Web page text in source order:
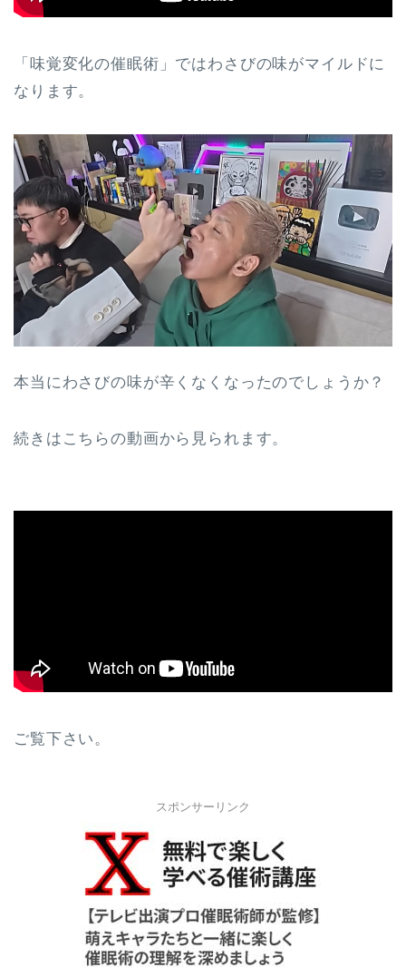
「味覚変化の催眠術」ではわさびの味がマイルドに
なります。
本当にわさびの味が辛くなくなったのでしょうか？
続きはこちらの動画から見られます。
ご覧下さい。
スポンサーリンク